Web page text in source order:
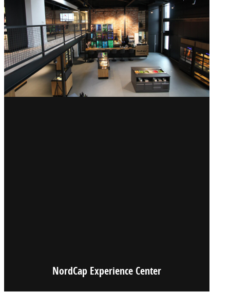
NordCap Experience Center